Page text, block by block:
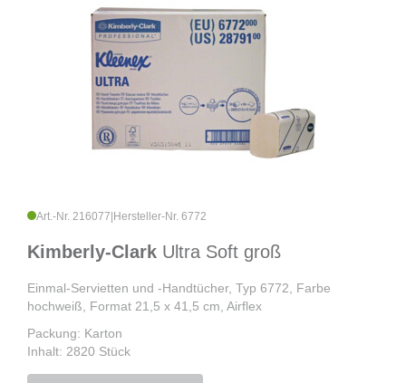
Art.-Nr. 216077 Hersteller-Nr. 6772
Kimberly-Clark Ultra Soft groß
Einmal-Servietten und -Handtücher, Typ 6772, Farbe
hochweiß, Format 21,5 x 41,5 cm, Airflex
Packung: Karton
Inhalt: 2820 Stück